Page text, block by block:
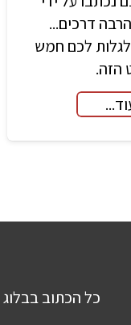
דרכים...
לגלות לכם חמש
הזה.
כל הכתוב בבלוג